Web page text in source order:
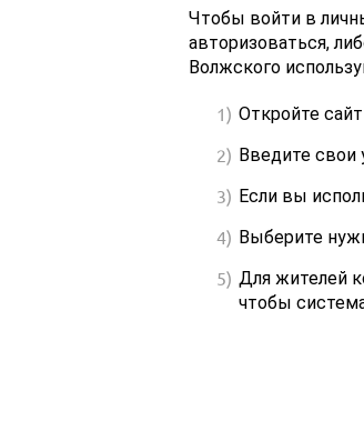
Чтобы войти в
авторизоваться,
Волжского
Откройте сайт
Введите свои
Если вы
Выберите
Для жителей
чтобы